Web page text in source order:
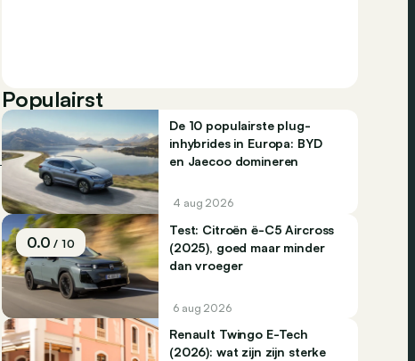
Populairst
De 10 populairste plug-
inhybrides in Europa: BYD
en Jaecoo domineren
4 aug 2026
0.0/ 10
Test: Citroën ë-C5 Aircross
(2025), goed maar minder
dan vroeger
6 aug 2026
Renault Twingo E-Tech
(2026): wat zijn zijn sterke